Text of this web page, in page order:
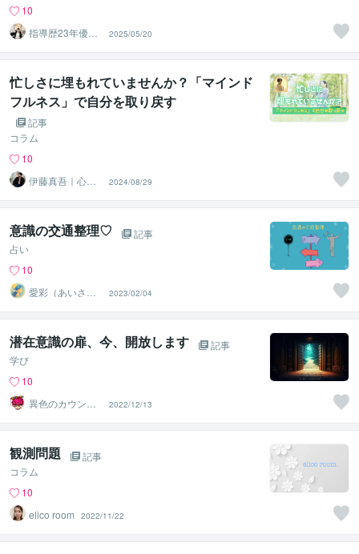
10
指導歴23年優華
ゆか先生 グレ
ード対応可
2025/05/20
忙しさに埋もれていませんか？「マインド
フルネス」で自分を取り戻す
記事
コラム
10
伊藤真吾｜心理
カウンセラー
2024/08/29
意識の交通整理♡
記事
占い
10
愛彩（あいさ）
♡愛と光の波動
ヒーラー
2023/02/04
潜在意識の扉、今、開放します
記事
学び
10
異色のカウンセ
ラー masakacchi
2022/12/13
観測問題
記事
コラム
10
elico room
2022/11/22